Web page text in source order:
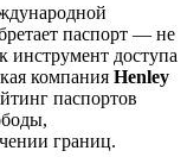
паспорт — не
инструмент доступа
компания Henley
паспортов
границ.